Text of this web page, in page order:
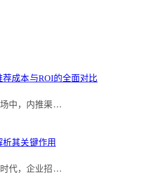
成本与ROI的全面对比
中，内推渠…
其关键作用
代，企业招…